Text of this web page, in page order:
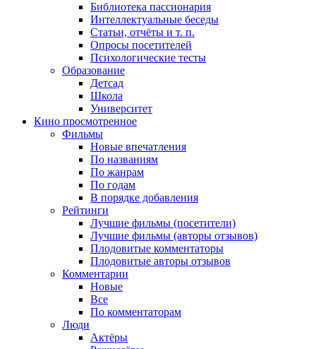
Библиотека пассионария
Интеллектуальные беседы
Статьи, отчёты и т. п.
Опросы посетителей
Психологические тесты
Образование
Детсад
Школа
Университет
Кино просмотренное
Фильмы
Новые впечатления
По названиям
По жанрам
По годам
В порядке добавления
Рейтинги
Лучшие фильмы (посетители)
Лучшие фильмы (авторы отзывов)
Плодовитые комментаторы
Плодовитые авторы отзывов
Комментарии
Новые
Все
По комментаторам
Люди
Актёры